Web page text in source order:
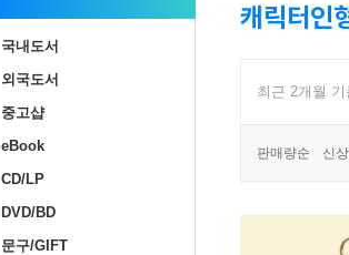
국내도서
외국도서
중고샵
eBook
CD/LP
DVD/BD
문구/GIFT
캐릭터인
최근 2개월
판매량순 신